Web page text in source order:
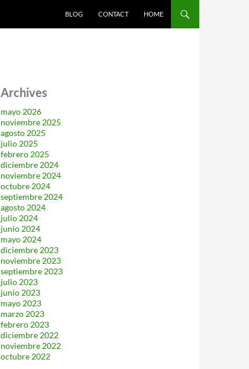
BLOG
CONTACT HOME
Archives
mayo 2026
noviembre 2025
agosto 2025
julio 2025
febrero 2025
diciembre 2024
noviembre 2024
octubre 2024
septiembre 2024
agosto 2024
julio 2024
junio 2024
mayo 2024
diciembre 2023
noviembre 2023
septiembre 2023
julio 2023
junio 2023
mayo 2023
marzo 2023
febrero 2023
diciembre 2022
noviembre 2022
octubre 2022